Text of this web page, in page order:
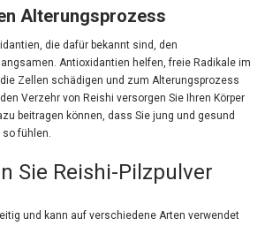
Alterungsprozess
die dafür bekannt sind, den
Antioxidantien helfen, freie Radikale im
Zellen schädigen und zum Alterungsprozess
Verzehr von Reishi versorgen Sie Ihren Körper
beitragen können, dass Sie jung und gesund
fühlen.
Sie Reishi-Pilzpulver
und kann auf verschiedene Arten verwendet